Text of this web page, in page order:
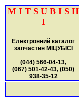
M I T S U B I S H
I
Електронний каталог
запчастин МІЦУБІСІ
(044) 566-04-13,
(067) 501-42-43, (050)
938-35-12